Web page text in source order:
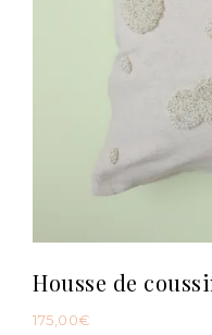
Housse de
175,00€